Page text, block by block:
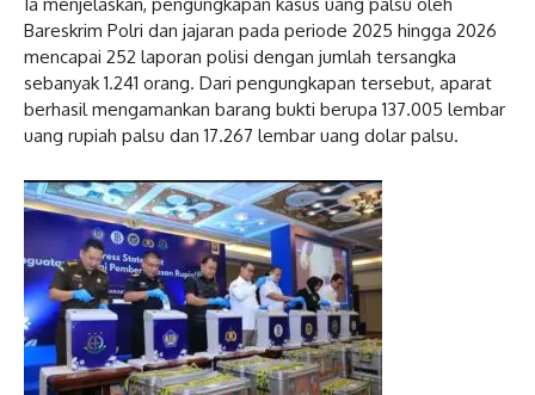
Bareskrim Polri dan jajaran pada periode 2025 hingga 2026
mencapai 252 laporan polisi dengan jumlah tersangka
sebanyak 1.241 orang. Dari pengungkapan tersebut, aparat
berhasil mengamankan barang bukti berupa 137.005 lembar
uang rupiah palsu dan 17.267 lembar uang dolar palsu.